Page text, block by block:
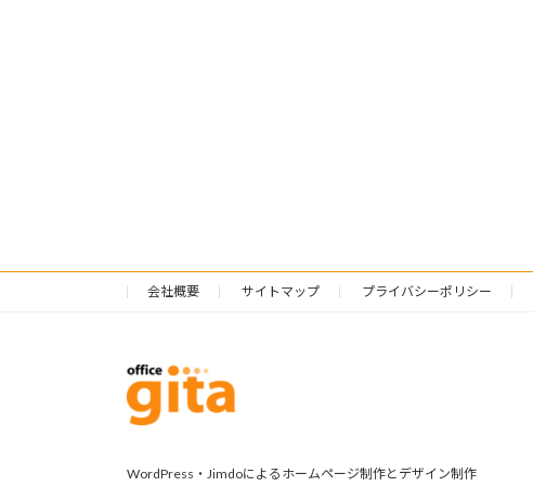
会社概要 サイトマップ プライバシーポリシー
WordPress・Jimdoによるホームページ制作とデザイン制作